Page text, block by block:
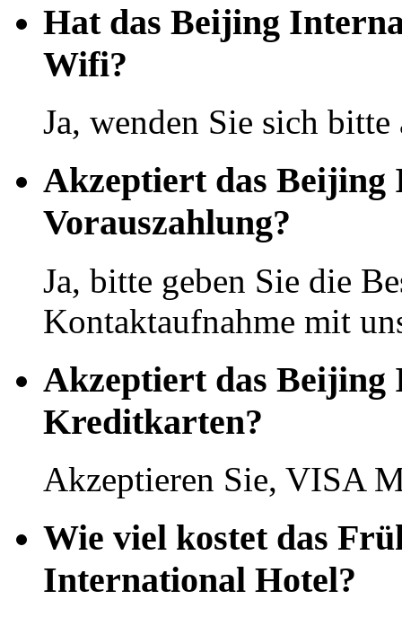
Hat das Beijing
Wifi?
Ja, wenden Sie sich
Akzeptiert das Beijing
Vorauszahlung?
Ja, bitte geben Sie die
Kontaktaufnahme mit
Akzeptiert das
Kreditkarten?
Akzeptieren Sie, VISA
Wie viel kostet das
International Hotel?